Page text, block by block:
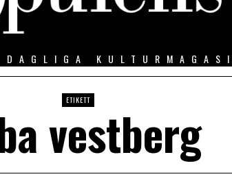
DAGLIGA
ETIKETT
vestberg